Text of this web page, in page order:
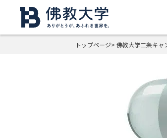
トップページ 佛教大学二条キャ